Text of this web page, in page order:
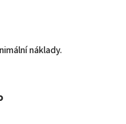
náklady.